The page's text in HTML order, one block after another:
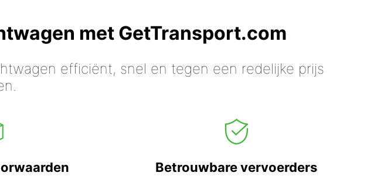
met GetTransport.com
efficiënt, snel en tegen een redelijke prijs
Betrouwbare vervoerders